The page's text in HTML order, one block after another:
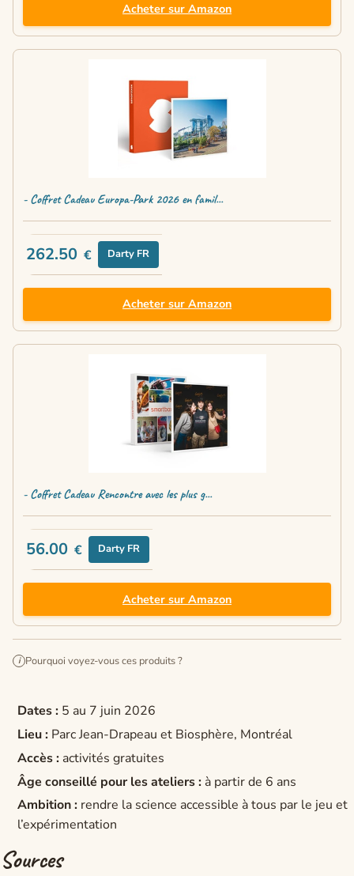
Acheter sur Amazon
- Coffret Cadeau Europa-Park 2026 en famil...
262.50 € Darty FR
Acheter sur Amazon
- Coffret Cadeau Rencontre avec les plus g...
56.00 € Darty FR
Acheter sur Amazon
i Pourquoi voyez-vous ces produits ?
Dates : 5 au 7 juin 2026
Lieu : Parc Jean-Drapeau et Biosphère, Montréal
Accès : activités gratuites
Âge conseillé pour les ateliers : à partir de 6 ans
Ambition : rendre la science accessible à tous par le jeu et
l’expérimentation
Sources